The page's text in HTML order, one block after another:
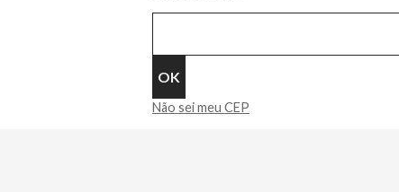
Não sei meu CEP